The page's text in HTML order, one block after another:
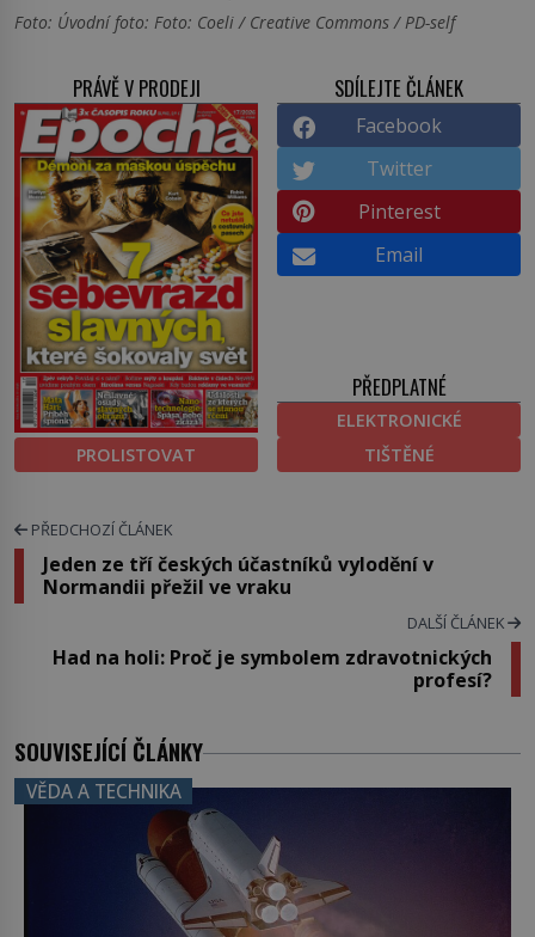
Foto: Úvodní foto: Foto: Coeli / Creative Commons / PD-self
PRÁVĚ V PRODEJI
PROLISTOVAT
SDÍLEJTE ČLÁNEK
Facebook
Twitter
Pinterest
Email
PŘEDPLATNÉ
ELEKTRONICKÉ
TIŠTĚNÉ
PŘEDCHOZÍ ČLÁNEK
Jeden ze tří českých účastníků vylodění v
Normandii přežil ve vraku
DALŠÍ ČLÁNEK
Had na holi: Proč je symbolem zdravotnických
profesí?
SOUVISEJÍCÍ ČLÁNKY
VĚDA A TECHNIKA